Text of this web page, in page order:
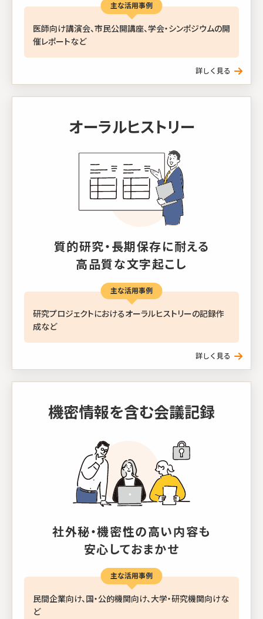
主な活用事例
医師向け講演会、市民公開講座、学会・シンポジウムの開
催レポートなど
オーラルヒストリー
質的研究・長期保存に耐える
高品質な文字起こし
主な活用事例
研究プロジェクトにおけるオーラルヒストリーの記録作
成など
機密情報を含む会議記録
社外秘・機密性の高い内容も
安心しておまかせ
主な活用事例
民間企業向け、国・公的機関向け、大学・研究機関向けな
ど